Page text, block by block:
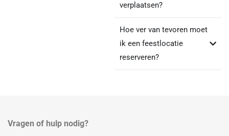
verplaatsen?
Hoe ver van tevoren moet
ik een feestlocatie
reserveren?
Vragen of hulp nodig?